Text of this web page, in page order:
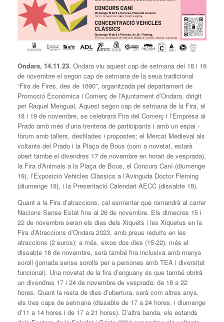
Ondara, 14.11.23. Ondara viu aquest cap de setmana del 18 i 19
de novembre el segon cap de setmana de la seua tradicional
“Fira de Fires, des de 1690”, organitzada pel departament de
Promoció Econòmica i Comerç de l’Ajuntament d’Ondara, dirigit
per Raquel Mengual. Aquest segon cap de setmana de la Fira, el
18 i 19 de novembre, se celebrarà Fira del Comerç i l’Empresa al
Prado amb més d’una trentena de participants i amb un espai -
fòrum amb tallers, desfilades i propostes; el Mercat Medieval als
voltants del Prado i la Plaça de Bous (com a novetat, estarà
obert també el divendres 17 de novembre en horari de vesprada),
la Fira d’Animals a la Plaça de Bous, el Concurs Caní (diumenge
19), l’Exposició Vehicles Clàssics a l’Avinguda Doctor Fleming
(diumenge 19), i la Presentació Calendari AECC (dissabte 18).
Quant a la Fira d’atraccions, cal esmentar que romandrà al carrer
Nacions Sense Estat fins al 26 de novembre. Els dimecres 15 i
22 de novembre seran els dies dels Xiquets i les Xiquetes en la
Fira d’Atraccions d’Ondara 2023, amb preus reduïts en les
atraccions (2 euros); a més, eixos dos dies (15-22), més el
dissabte 18 de novembre, serà també fira inclusiva amb menys
soroll (jornada sense sorolls per a persones amb TEA i diversitat
funcional). Una novetat de la fira d’enguany és que també obrirà
un divendres 17 i 24 de novembre de vesprada; de 18 a 22
hores. Quant la resta de dies d’obertura, serà com altres anys,
els tres caps de setmana (dissabte de 17 a 24 hores, i diumenge
d’11 a 14 hores i de 17 a 21 hores). D’altra banda, els estands